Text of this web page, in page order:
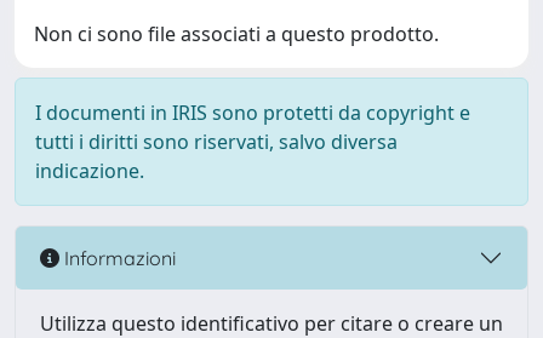
Non ci sono file associati a questo prodotto.
I documenti in IRIS sono protetti da copyright e
tutti i diritti sono riservati, salvo diversa
indicazione.
Informazioni
Utilizza questo identificativo per citare o creare un